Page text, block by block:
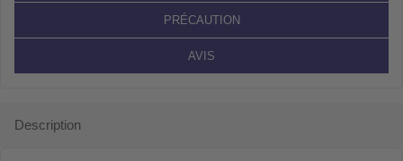
PRÉCAUTION
AVIS
Description